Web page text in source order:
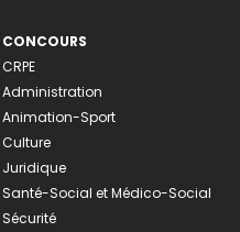
CONCOURS
CRPE
Administration
Animation-Sport
Culture
Juridique
Santé-Social et Médico-Social
Sécurité